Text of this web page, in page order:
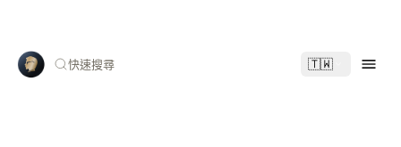
快速搜尋 🇹🇼